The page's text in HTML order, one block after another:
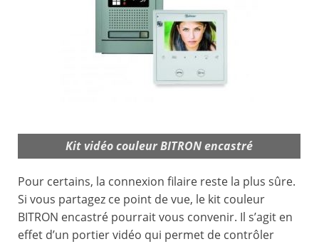
Kit vidéo couleur BITRON encastré
Pour certains, la connexion filaire reste la plus sûre.
Si vous partagez ce point de vue, le kit couleur
BITRON encastré pourrait vous convenir. Il s’agit en
effet d’un portier vidéo qui permet de contrôler